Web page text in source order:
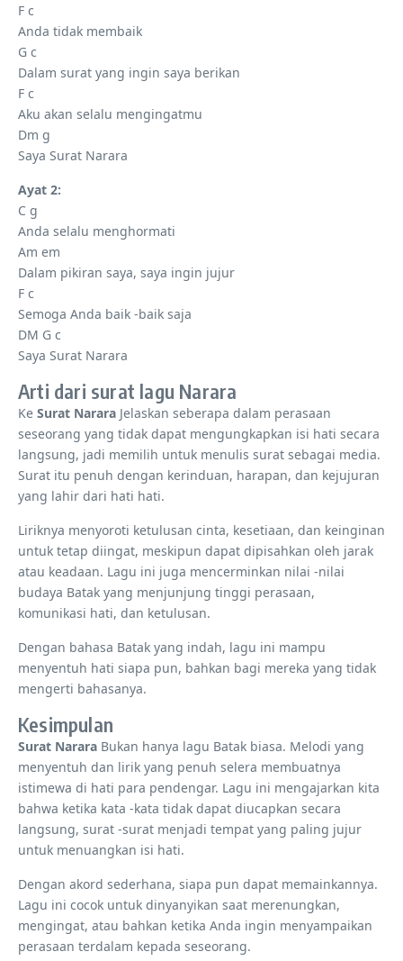
F c
Anda tidak membaik
G c
Dalam surat yang ingin saya berikan
F c
Aku akan selalu mengingatmu
Dm g
Saya Surat Narara
Ayat 2:
C g
Anda selalu menghormati
Am em
Dalam pikiran saya, saya ingin jujur
F c
Semoga Anda baik -baik saja
DM G c
Saya Surat Narara
Arti dari surat lagu Narara
Ke Surat Narara Jelaskan seberapa dalam perasaan
seseorang yang tidak dapat mengungkapkan isi hati secara
langsung, jadi memilih untuk menulis surat sebagai media.
Surat itu penuh dengan kerinduan, harapan, dan kejujuran
yang lahir dari hati hati.
Liriknya menyoroti ketulusan cinta, kesetiaan, dan keinginan
untuk tetap diingat, meskipun dapat dipisahkan oleh jarak
atau keadaan. Lagu ini juga mencerminkan nilai -nilai
budaya Batak yang menjunjung tinggi perasaan,
komunikasi hati, dan ketulusan.
Dengan bahasa Batak yang indah, lagu ini mampu
menyentuh hati siapa pun, bahkan bagi mereka yang tidak
mengerti bahasanya.
Kesimpulan
Surat Narara Bukan hanya lagu Batak biasa. Melodi yang
menyentuh dan lirik yang penuh selera membuatnya
istimewa di hati para pendengar. Lagu ini mengajarkan kita
bahwa ketika kata -kata tidak dapat diucapkan secara
langsung, surat -surat menjadi tempat yang paling jujur ​​
untuk menuangkan isi hati.
Dengan akord sederhana, siapa pun dapat memainkannya.
Lagu ini cocok untuk dinyanyikan saat merenungkan,
mengingat, atau bahkan ketika Anda ingin menyampaikan
perasaan terdalam kepada seseorang.